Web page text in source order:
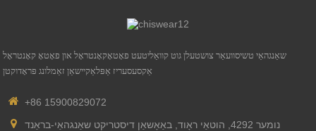
שאַנגהאַי טשיסוועאַר צושטעלן גוט קוואַליטעט פאָטאָקאָנטראָל און פאָטאָ קאָנטראָל
אַקסעסעריז אַפּלאַקיישאַן זאַמלונג פּראָדוקטן
+86 15900829072
נומער 4292, הוטאַי ראָוד, באַאָשאַן דיסטריקט שאַנגהאַי-בראַנד